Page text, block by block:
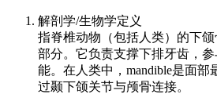
解剖学/生物学定义
指脊椎动物（包括人类）的下
部分。它负责支撑下排牙齿，
能。在人类中，mandible是面部
过颞下颌关节与颅骨连接。